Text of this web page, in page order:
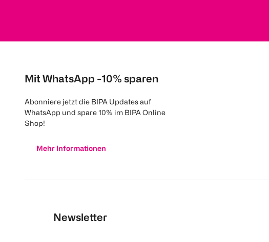
Mit WhatsApp -10% sparen
Abonniere jetzt die BIPA Updates auf
WhatsApp und spare 10% im BIPA Online
Shop!
Mehr Informationen
Newsletter